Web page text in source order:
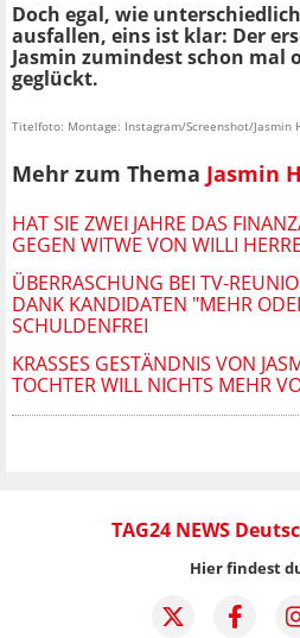
Doch egal, wie
ausfallen, eins ist klar: Der
Jasmin zumindest schon mal
geglückt.
Titelfoto: Montage: Instagram/Screenshot/Jasmin
Mehr zum Thema Jasmin
HAT SIE ZWEI JAHRE DAS
GEGEN WITWE VON WILLI
ÜBERRASCHUNG BEI TV-
DANK KANDIDATEN "MEHR
SCHULDENFREI
KRASSES GESTÄNDNIS VON
TOCHTER WILL NICHTS MEHR
TAG24 NEWS
Hier findest